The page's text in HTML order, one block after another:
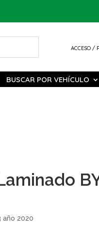
ACCESO /
BUSCAR POR VEHÍCULO
año 2020